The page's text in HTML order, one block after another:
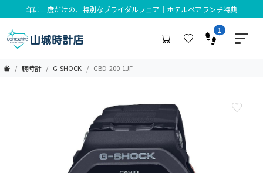
年に二度だけの、特別なブライダルフェア｜ホテルペアランチ特典
1
腕時計 G-SHOCK GBD-200-1JF